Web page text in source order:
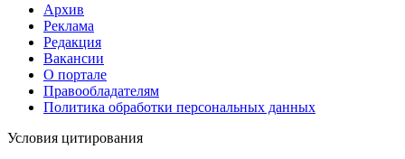
Архив
Реклама
Редакция
Вакансии
О портале
Правообладателям
Политика обработки персональных данных
Условия цитирования